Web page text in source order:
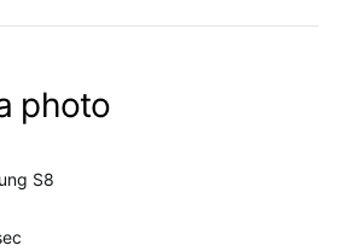
photo
S8